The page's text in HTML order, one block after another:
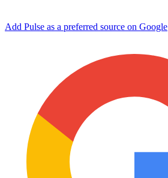
Add Pulse as a preferred source on Google